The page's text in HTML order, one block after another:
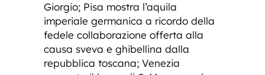
Giorgio; Pisa mostra l’aquila
imperiale germanica a ricordo della
fedele collaborazione offerta alla
causa sveva e ghibellina dalla
repubblica toscana; Venezia